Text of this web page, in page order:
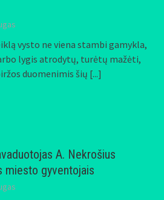
vysto ne viena stambi gamykla,
lygis atrodytų, turėtų mažėti,
duomenimis šių [...]
A. Nekrošius
miesto gyventojais